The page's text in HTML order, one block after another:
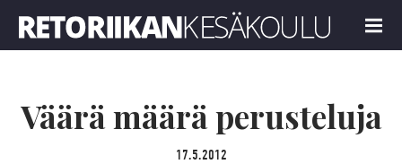
MENU
Väärä määrä perusteluja
17.5.2012